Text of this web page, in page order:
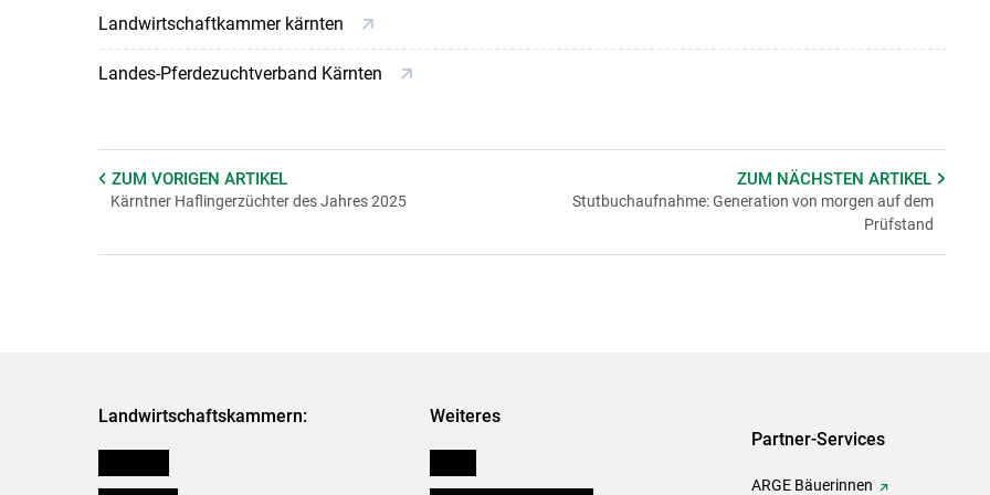
Landwirtschaftkammer kärnten
Landes-Pferdezuchtverband Kärnten
ZUM VORIGEN ARTIKEL
Kärntner Haflingerzüchter des Jahres 2025
ZUM NÄCHSTENARTIKEL
Stutbuchaufnahme: Generation von morgen auf dem
Prüfstand
Landwirtschaftskammern: Weiteres
Partner-Services
ARGE Bäuerinnen